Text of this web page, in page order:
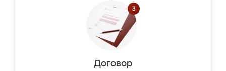
Договор